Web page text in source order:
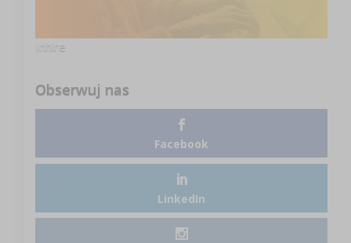
Inhire
Obserwuj nas
Facebook
LinkedIn